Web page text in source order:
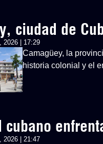
ciudad de
2026 | 17:29
Camagüey, la
historia colonial y el
cubano
2026 | 21:47